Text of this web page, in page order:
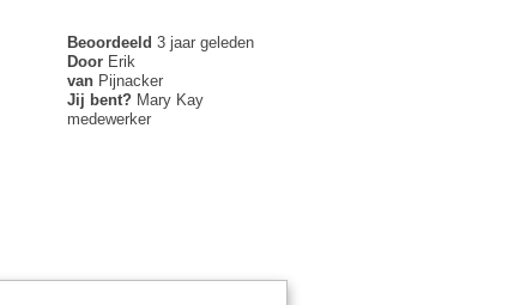
Beoordeeld3 jaar geleden
Door Erik
van Pijnacker
Jij bent? Mary Kay
medewerker